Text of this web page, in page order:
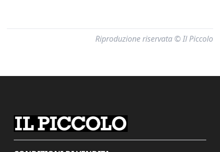
Riproduzione riservata © Il Piccolo